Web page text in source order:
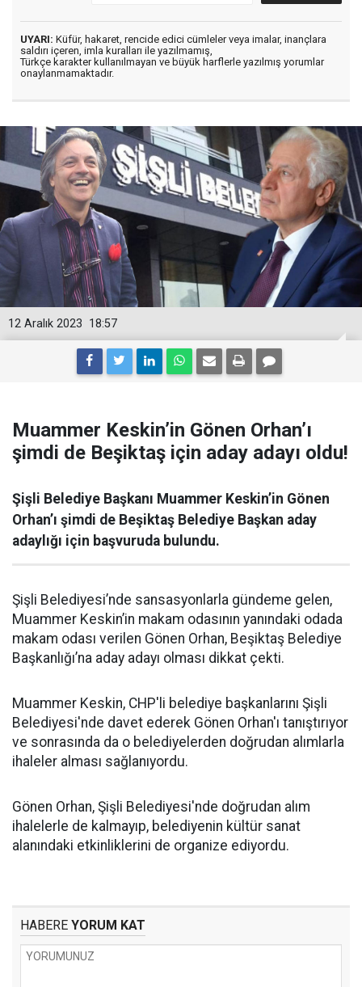
UYARI: Küfür, hakaret, rencide edici cümleler veya imalar, inançlara
saldırı içeren, imla kuralları ile yazılmamış,
Türkçe karakter kullanılmayan ve büyük harflerle yazılmış yorumlar
onaylanmamaktadır.
18:57
12 Aralık 2023
Muammer Keskin’in Gönen Orhan’ı
şimdi de Beşiktaş için aday adayı oldu!
Şişli Belediye Başkanı Muammer Keskin’in Gönen
Orhan’ı şimdi de Beşiktaş Belediye Başkan aday
adaylığı için başvuruda bulundu.
Şişli Belediyesi’nde sansasyonlarla gündeme gelen,
Muammer Keskin’in makam odasının yanındaki odada
makam odası verilen Gönen Orhan, Beşiktaş Belediye
Başkanlığı’na aday adayı olması dikkat çekti.
Muammer Keskin, CHP'li belediye başkanlarını Şişli
Belediyesi'nde davet ederek Gönen Orhan'ı tanıştırıyor
ve sonrasında da o belediyelerden doğrudan alımlarla
ihaleler alması sağlanıyordu.
Gönen Orhan, Şişli Belediyesi'nde doğrudan alım
ihalelerle de kalmayıp, belediyenin kültür sanat
alanındaki etkinliklerini de organize ediyordu.
HABERE YORUM KAT